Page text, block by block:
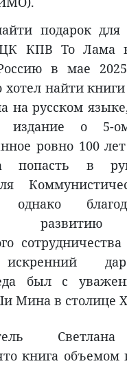
подарок для
ЦК КПВ То Лама
в мае
хотел найти
русском
издание о 5-
ровно 100
попасть в
однако
развитию
был с
Мина в столице
книга объемом